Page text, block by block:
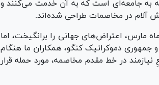
به جامعه‌ای است که به آن خدمت می‌کنند و
آلام در مخاصمات طراحی شده‌اند.
مارس، اعتراض‌های جهانی را برانگیخت، اما
جمهوری دموکراتیک کنگو، همکاران ما هنگام
در خط مقدم مخاصمه، مورد حمله قرار